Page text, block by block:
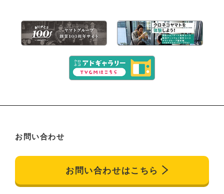
お問い合わせ
お問い合わせはこちら